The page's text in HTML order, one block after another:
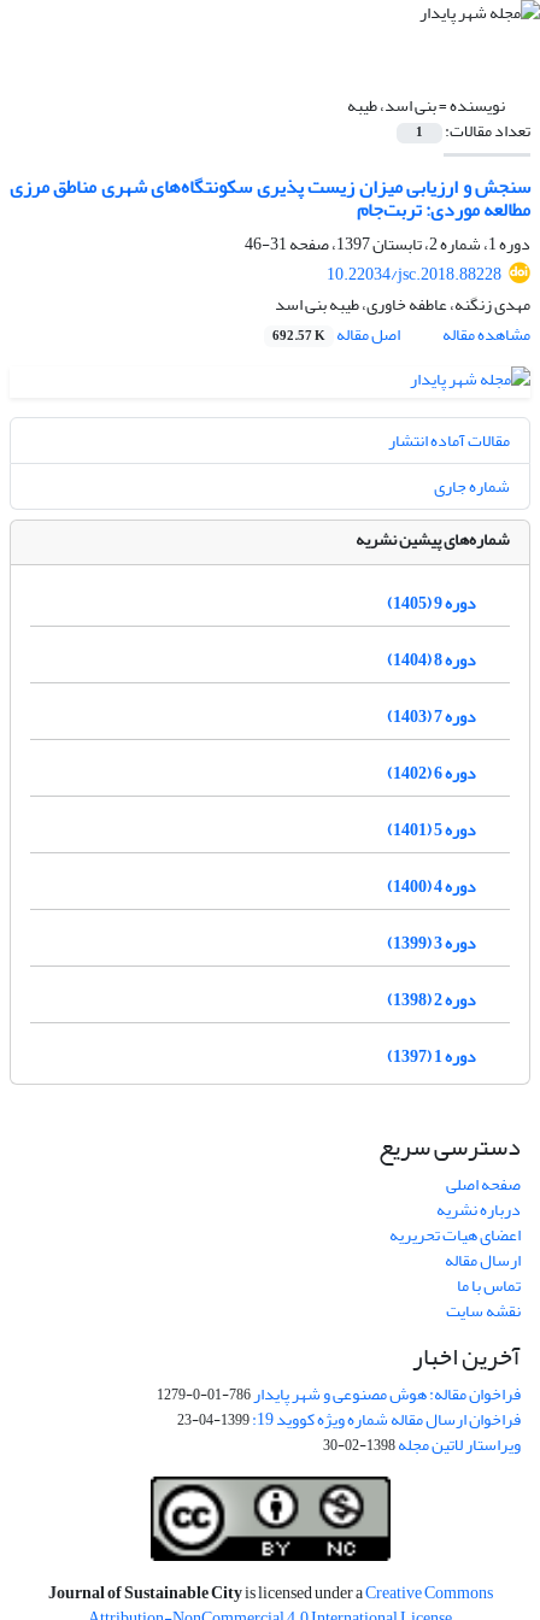
نویسنده =بنی اسد، طیبه
تعداد مقالات: 1
سنجش و ارزیابی میزان زیست پذیری سکونتگاه‌های شهری مناطق مرزی
مطالعه موردی: تربت‌جام
دوره 1، شماره 2، تابستان 1397، صفحه
31-46
10.22034/jsc.2018.88228
مهدی زنگنه، عاطفه خاوری، طیبه بنی اسد
مشاهده مقاله
اصل مقاله 692.57 K
مقالات آماده انتشار
شماره جاری
شماره‌های پیشین نشریه
دوره 9 (1405)
دوره 8 (1404)
دوره 7 (1403)
دوره 6 (1402)
دوره 5 (1401)
دوره 4 (1400)
دوره 3 (1399)
دوره 2 (1398)
دوره 1 (1397)
دسترسی سریع
صفحه اصلی
درباره نشریه
اعضای هیات تحریریه
ارسال مقاله
تماس با ما
نقشه سایت
آخرین اخبار
فراخوان مقاله: هوش مصنوعی و شهر پایدار786-01-0-1279
فراخوان ارسال مقاله شماره ویژه کووید 19: 1399-04-23
ویراستار لاتین مجله1398-02-30
Journal of Sustainable Cityis licensed under aCreative Commons